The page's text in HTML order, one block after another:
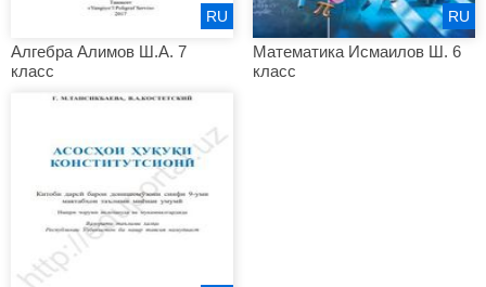
Алгебра Алимов Ш.А. 7
класс
RU
Математика Исмаилов Ш. 6
класс
RU